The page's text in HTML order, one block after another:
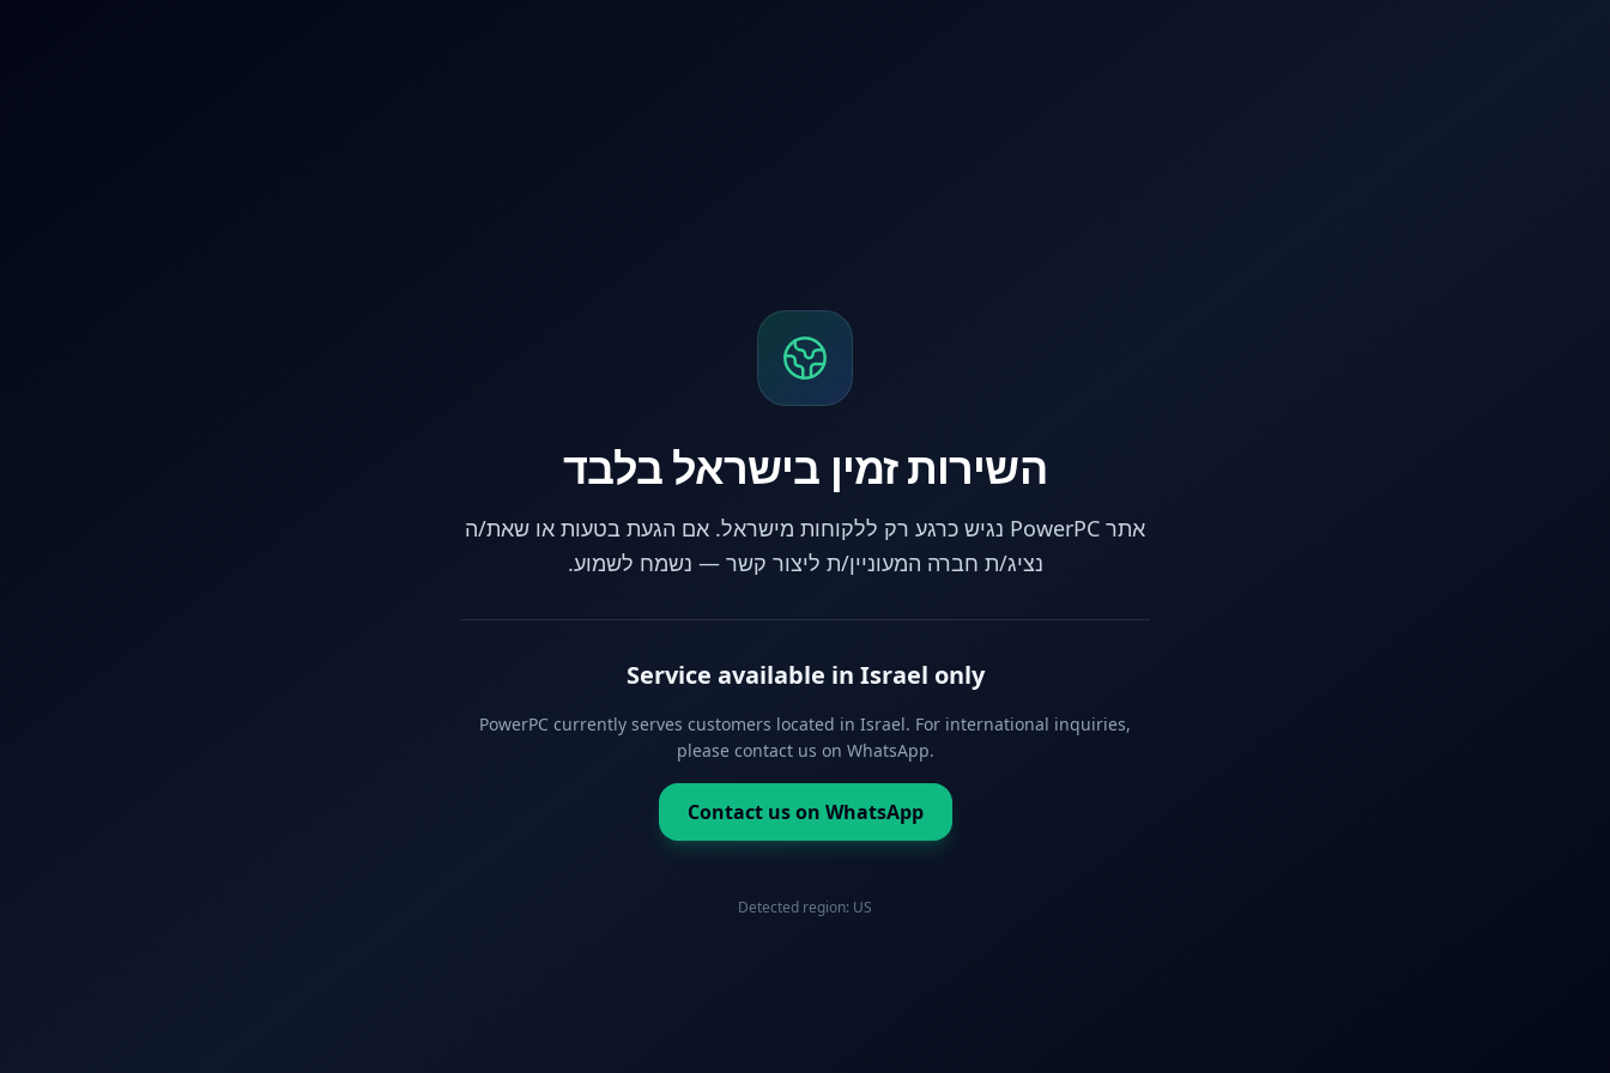
השירות זמין בישראל בלבד
אתר PowerPC נגיש כרגע רק ללקוחות מישראל. אם הגעת בטעות או שאת/ה
נציג/ת חברה המעוניין/ת ליצור קשר — נשמח לשמוע.
Service available in Israel only
PowerPC currently serves customers located in Israel. For international inquiries,
please contact us on WhatsApp.
Contact us on WhatsApp
Detected region: US